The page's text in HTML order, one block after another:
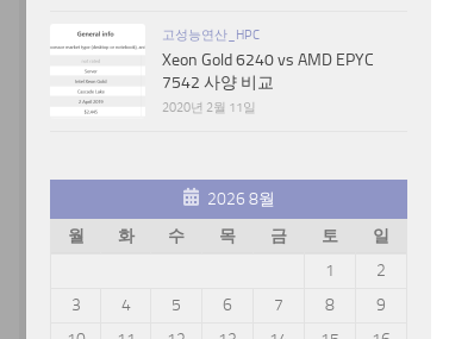
고성능연산_HPC
Xeon Gold 6240 vs AMD EPYC
7542 사양 비교
2020년 2월 11일
2026 8월
월
화 수 목 금 토
일
1
2
3
4 5 6 7 8
9